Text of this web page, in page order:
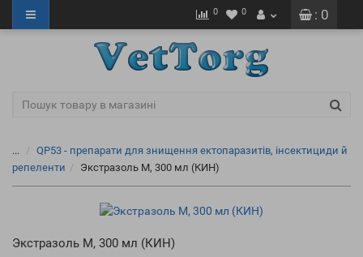
: 0
0 0
...
QP53 - препарати для знищення ектопаразитів, інсектициди й
репеленти
Экстразоль М, 300 мл (КИН)
Экстразоль М, 300 мл (КИН)